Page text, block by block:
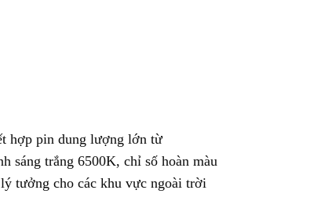
hợp pin dung lượng lớn từ
sáng trắng 6500K, chỉ số hoàn màu
tưởng cho các khu vực ngoài trời